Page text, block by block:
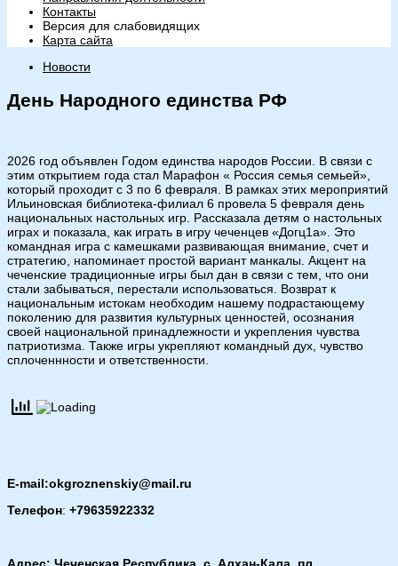
Контакты
Версия для слабовидящих
Карта сайта
Новости
День Народного единства РФ
2026 год объявлен Годом единства народов России. В связи с
этим открытием года стал Марафон « Россия семья семьей»,
который проходит с 3 по 6 февраля. В рамках этих мероприятий
Ильиновская библиотека-филиал 6 провела 5 февраля день
национальных настольных игр. Рассказала детям о настольных
играх и показала, как играть в игру чеченцев «Догц1а». Это
командная игра с камешками развивающая внимание, счет и
стратегию, напоминает простой вариант манкалы. Акцент на
чеченские традиционные игры был дан в связи с тем, что они
стали забываться, перестали использоваться. Возврат к
национальным истокам необходим нашему подрастающему
поколению для развития культурных ценностей, осознания
своей национальной принадлежности и укрепления чувства
патриотизма. Также игры укрепляют командный дух, чувство
сплоченнности и ответственности.
E-mail:okgroznenskiy@mail.ru
Телефон: +79635922332